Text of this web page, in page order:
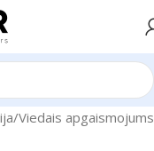
/Viedais apgaismojums